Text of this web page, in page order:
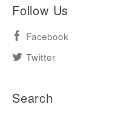
Follow Us
Facebook
Twitter
Search